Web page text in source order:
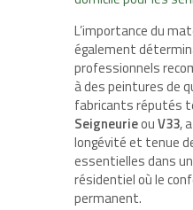
L’importance du
également
professionnels
à des peintures de
fabricants réputés
SeigneurieouV33,
longévité et tenue
essentielles dans
résidentiel où le
permanent.